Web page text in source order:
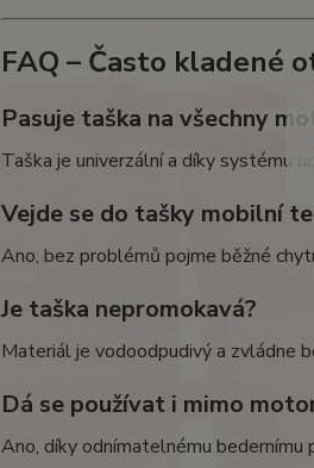
FAQ – Často kladené
Pasuje taška na všechny
Taška je univerzální a díky systému
Vejde se do tašky mobilní
Ano, bez problémů pojme běžné
Je taška nepromokavá?
Materiál je vodoodpudivý a zvládne
Dá se používat i mimo
Ano, díky odnímatelnému